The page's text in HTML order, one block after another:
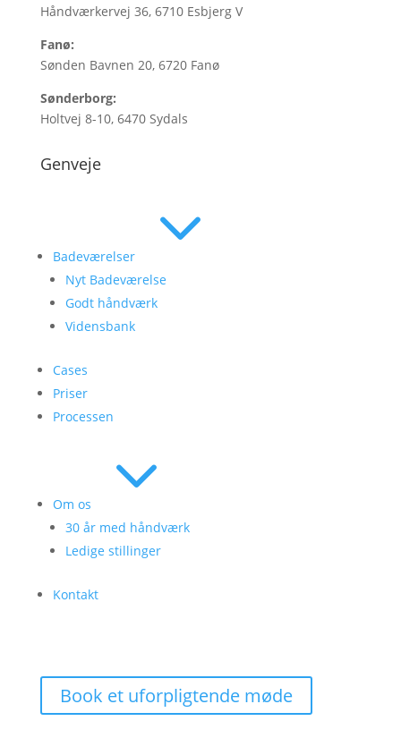
Håndværkervej 36, 6710 Esbjerg V
Fanø:
Sønden Bavnen 20, 6720 Fanø
Sønderborg:
Holtvej 8-10, 6470 Sydals
Genveje
Badeværelser 3
Nyt Badeværelse
Godt håndværk
Vidensbank
Cases
Priser
Processen
Om os 3
30 år med håndværk
Ledige stillinger
Kontakt
Book et uforpligtende møde